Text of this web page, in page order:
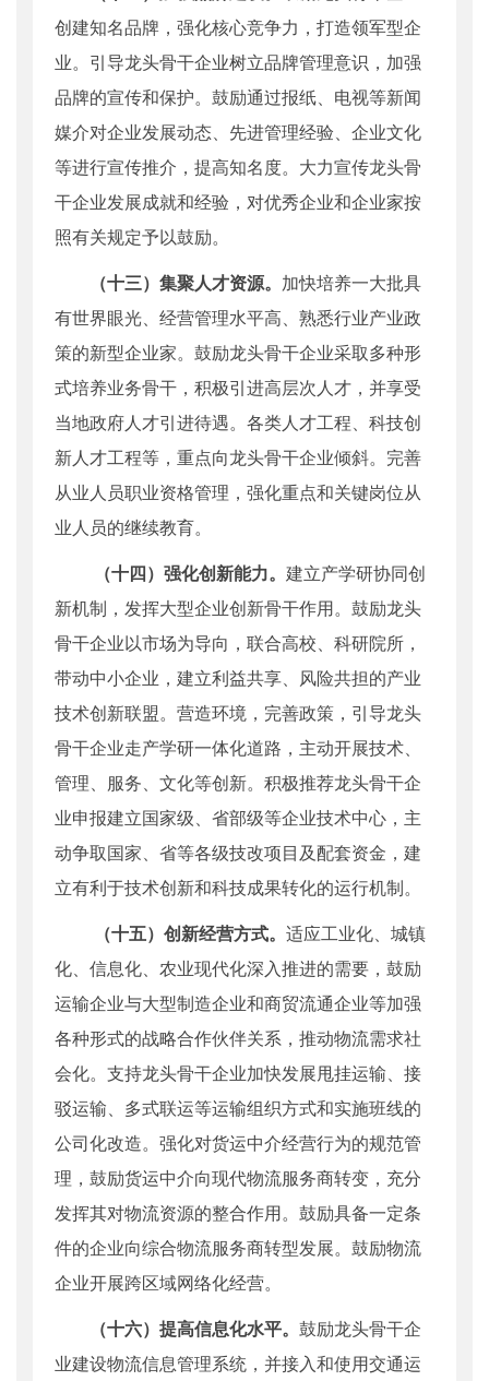
创建知名品牌，强化核心竞争力，打造领军型企
业。引导龙头骨干企业树立品牌管理意识，加强
品牌的宣传和保护。鼓励通过报纸、电视等新闻
媒介对企业发展动态、先进管理经验、企业文化
等进行宣传推介，提高知名度。大力宣传龙头骨
干企业发展成就和经验，对优秀企业和企业家按
照有关规定予以鼓励。
（十三）集聚人才资源。 加快培养一大批具
有世界眼光、经营管理水平高、熟悉行业产业政
策的新型企业家。鼓励龙头骨干企业采取多种形
式培养业务骨干，积极引进高层次人才，并享受
当地政府人才引进待遇。各类人才工程、科技创
新人才工程等，重点向龙头骨干企业倾斜。完善
从业人员职业资格管理，强化重点和关键岗位从
业人员的继续教育。
（十四）强化创新能力。 建立产学研协同创
新机制，发挥大型企业创新骨干作用。鼓励龙头
骨干企业以市场为导向，联合高校、科研院所，
带动中小企业，建立利益共享、风险共担的产业
技术创新联盟。营造环境，完善政策，引导龙头
骨干企业走产学研一体化道路，主动开展技术、
管理、服务、文化等创新。积极推荐龙头骨干企
业申报建立国家级、省部级等企业技术中心，主
动争取国家、省等各级技改项目及配套资金，建
立有利于技术创新和科技成果转化的运行机制。
（十五）创新经营方式。 适应工业化、城镇
化、信息化、农业现代化深入推进的需要，鼓励
运输企业与大型制造企业和商贸流通企业等加强
各种形式的战略合作伙伴关系，推动物流需求社
会化。支持龙头骨干企业加快发展甩挂运输、接
驳运输、多式联运等运输组织方式和实施班线的
公司化改造。强化对货运中介经营行为的规范管
理，鼓励货运中介向现代物流服务商转变，充分
发挥其对物流资源的整合作用。鼓励具备一定条
件的企业向综合物流服务商转型发展。鼓励物流
企业开展跨区域网络化经营。
（十六）提高信息化水平。 鼓励龙头骨干企
业建设物流信息管理系统，并接入和使用交通运